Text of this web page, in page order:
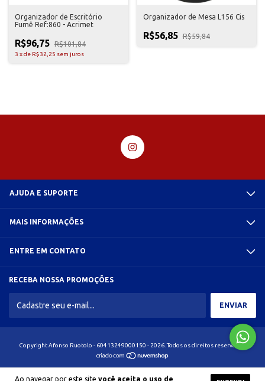
Ao navegar por este site você aceita o uso de
Organizador de Escritório
Fumê Ref:860 - Acrimet
R$96,75 R$101,84
3 xde R$32,25 sem juros
Organizador de Mesa L156 Cis
R$56,85 R$59,84
AJUDA E SUPORTE
MAIS INFORMAÇÕES
ENTRE EM CONTATO
RECEBA NOSSA PROMOÇÕES
Copyright Afonso Ruotolo - 60413249000150 - 2026. Todos os direitos reservados.